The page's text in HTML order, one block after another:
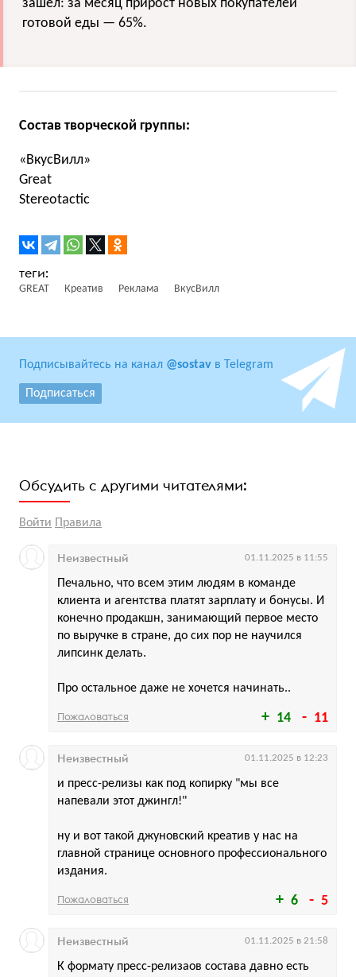
зашел: за месяц прирост новых покупателей
готовой еды — 65%.
Состав творческой группы:
«ВкусВилл»
Great
Stereotactic
GREAT Креатив Реклама ВкусВилл
Подписывайтесь на канал @sostav в Telegram
Подписаться
Обсудить с другими читателями:
Войти Правила
14 11
Печально, что всем этим людям в команде
клиента и агентства платят зарплату и бонусы. И
конечно продакшн, занимающий первое место
по выручке в стране, до сих пор не научился
липсинк делать.
Про остальное даже не хочется начинать..
Неизвестный 01.11.2025 в 11:55
Пожаловаться
6 5
и пресс-релизы как под копирку "мы все
напевали этот джингл!"
ну и вот такой джуновский креатив у нас на
главной странице основного профессионального
издания.
Неизвестный 01.11.2025 в 12:23
Пожаловаться
К формату пресс-релизаов состава давно есть
Неизвестный 01.11.2025 в 21:58